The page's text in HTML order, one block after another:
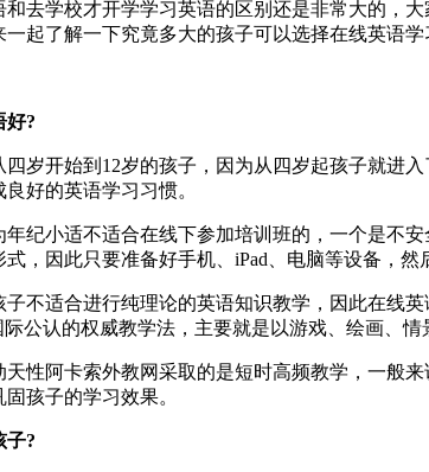
去学校才开学学习英语的区别还是非常大的，
起了解一下究竟多大的孩子可以选择在线英语学
好?
岁开始到12岁的孩子，因为从四岁起孩子就进
好的英语学习习惯。
纪小适不适合在线下参加培训班的，一个是不
，因此只要准备好手机、iPad、电脑等设备，然
不适合进行纯理论的英语知识教学，因此在线
公认的权威教学法，主要就是以游戏、绘画、
天性阿卡索外教网采取的是短时高频教学，一般
孩子的学习效果。
子?